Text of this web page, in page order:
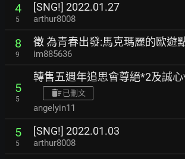
4
5
[SNG!] 2022.01.27
arthur8008
8
9
徵 為青春出發:馬克瑪麗的歐遊
im885636
5
5
轉售五週年追思會尊絕*2及誠
已刪文
angelyin11
5
5
[SNG!] 2022.01.03
arthur8008